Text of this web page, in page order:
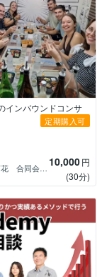
インバウンドコンサ
定期購入可
秋吉 萌花 合同会社Symbi 代表 10,000円
(30分)